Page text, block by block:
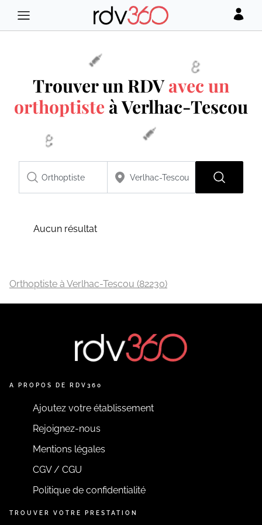
Trouver un RDVavec un
orthoptiste à Verlhac-Tescou
Aucun résultat
Orthoptiste à Verlhac-Tescou (82230)
A PROPOS DE RDV360
Ajoutez votre établissement
Rejoignez-nous
Mentions légales
CGV / CGU
Politique de confidentialité
TROUVER VOTRE PRESTATION